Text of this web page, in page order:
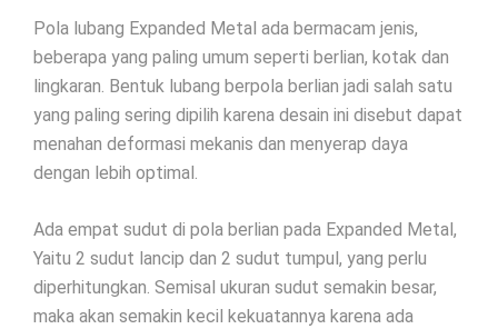
Pola lubang Expanded Metal ada bermacam jenis,
beberapa yang paling umum seperti berlian, kotak dan
lingkaran. Bentuk lubang berpola berlian jadi salah satu
yang paling sering dipilih karena desain ini disebut dapat
menahan deformasi mekanis dan menyerap daya
dengan lebih optimal.
Ada empat sudut di pola berlian pada Expanded Metal,
Yaitu 2 sudut lancip dan 2 sudut tumpul, yang perlu
diperhitungkan. Semisal ukuran sudut semakin besar,
maka akan semakin kecil kekuatannya karena ada